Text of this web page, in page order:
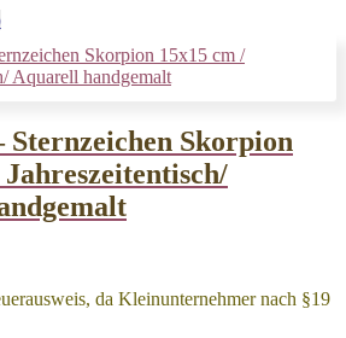
Sternzeichen Skorpion
Jahreszeitentisch/
da Kleinunternehmer nach §19